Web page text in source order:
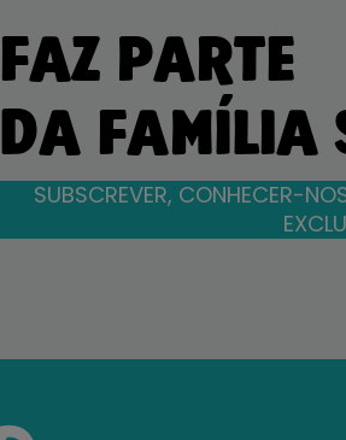
FAZ PARTE
DA FAMÍLIA
SUBSCREVER, CONHECER-